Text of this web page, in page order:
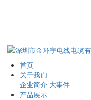
首页
关于我们
企业简介 大事件
产品展示